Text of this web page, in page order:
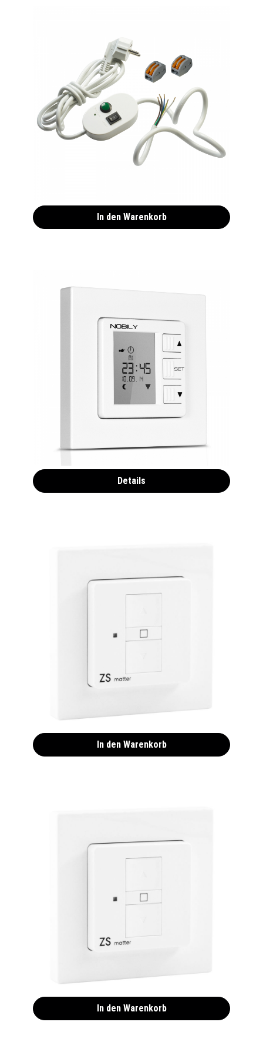
Einstellhilfschalter für NOBILY PE Motoren
In den Warenkorb
NOBILY Rolladen Zeitschaltuhr ZS1
27,90 €* 32,90 €*
Details
Rolladenschalter zur smarten
In den Warenkorb
Raffstorschalter zur smarten Steuerung von
In den Warenkorb